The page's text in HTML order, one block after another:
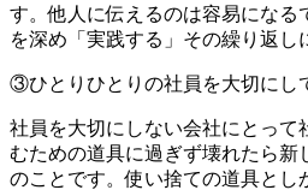
す。他人に伝えるのは容易になる
を深め「実践する」その繰り返し
③ひとりひとりの社員を大切にし
社員を大切にしない会社にとって
むための道具に過ぎず壊れたら新
のことです。使い捨ての道具とし